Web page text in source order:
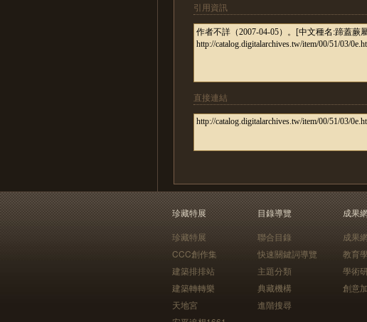
引用資訊
直接連結
珍藏特展
珍藏特展
CCC創作集
建築排排站
建築轉轉樂
天地宮
目錄導覽
聯合目錄
快速關鍵詞導覽
主題分類
典藏機構
進階搜尋
成果
成果
教育
學術
創意